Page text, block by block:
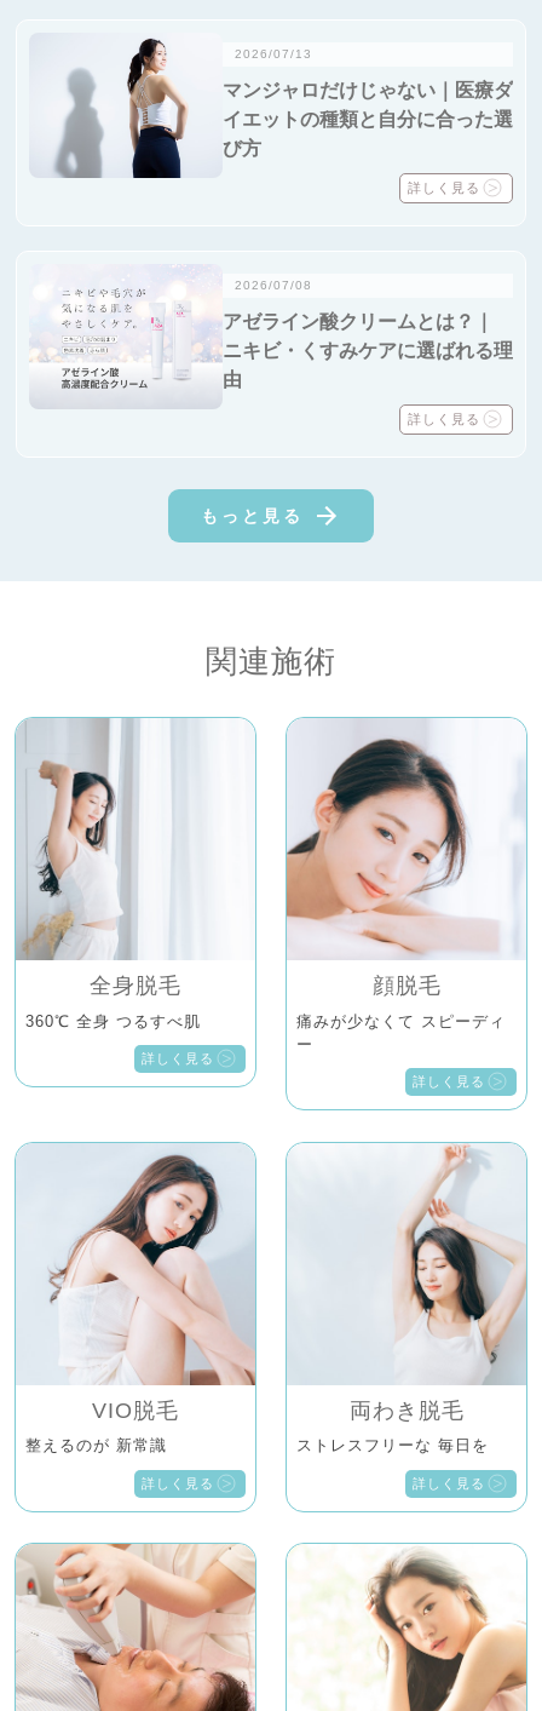
2026/07/13
マンジャロだけじゃない｜医療ダ
イエットの種類と自分に合った選
び方
詳しく見る
2026/07/08
アゼライン酸クリームとは？｜
ニキビ・くすみケアに選ばれる理
由
詳しく見る
もっと見る
関連施術
全身脱毛
360℃ 全身 つるすべ肌
詳しく見る
顔脱毛
痛みが少なくて スピーディ
ー
詳しく見る
VIO脱毛
整えるのが 新常識
詳しく見る
両わき脱毛
ストレスフリーな 毎日を
詳しく見る